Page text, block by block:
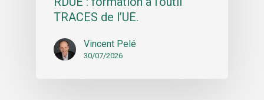
TRACES de l’UE.
Vincent Pelé
30/07/2026